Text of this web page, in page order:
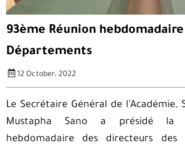
93ème Réunion
Départements
12 October، 2022
Le Secrétaire Général de l’Académie,
Mustapha Sano a présidé la
hebdomadaire des directeurs des